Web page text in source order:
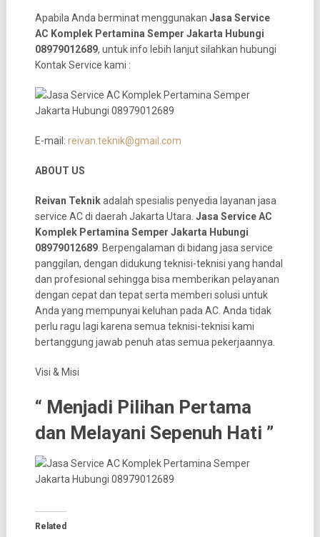
Apabila Anda berminat menggunakan Jasa Service
AC Komplek Pertamina Semper Jakarta Hubungi
08979012689, untuk info lebih lanjut silahkan hubungi
Kontak Service kami :
E-mail: reivan.teknik@gmail.com
ABOUT US
Reivan Teknikadalah spesialis penyedia layanan jasa
service AC di daerah Jakarta Utara. Jasa Service AC
Komplek Pertamina Semper Jakarta Hubungi
08979012689. Berpengalaman di bidang jasa service
panggilan, dengan didukung teknisi-teknisi yang handal
dan profesional sehingga bisa memberikan pelayanan
dengan cepat dan tepat serta memberi solusi untuk
Anda yang mempunyai keluhan pada AC. Anda tidak
perlu ragu lagi karena semua teknisi-teknisi kami
bertanggung jawab penuh atas semua pekerjaannya.
Visi & Misi
“ Menjadi Pilihan Pertama
dan Melayani Sepenuh Hati ”
Related